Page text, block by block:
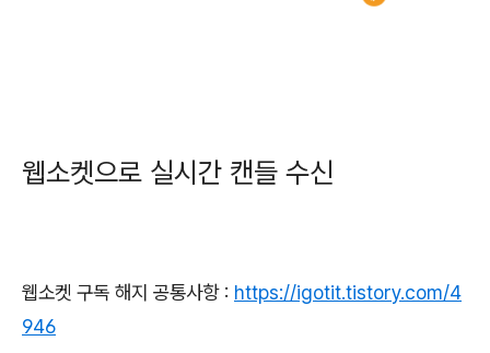
웹소켓으로 실시간 캔들 수신
웹소켓 구독 해지 공통사항 : https://igotit.tistory.com/4
946